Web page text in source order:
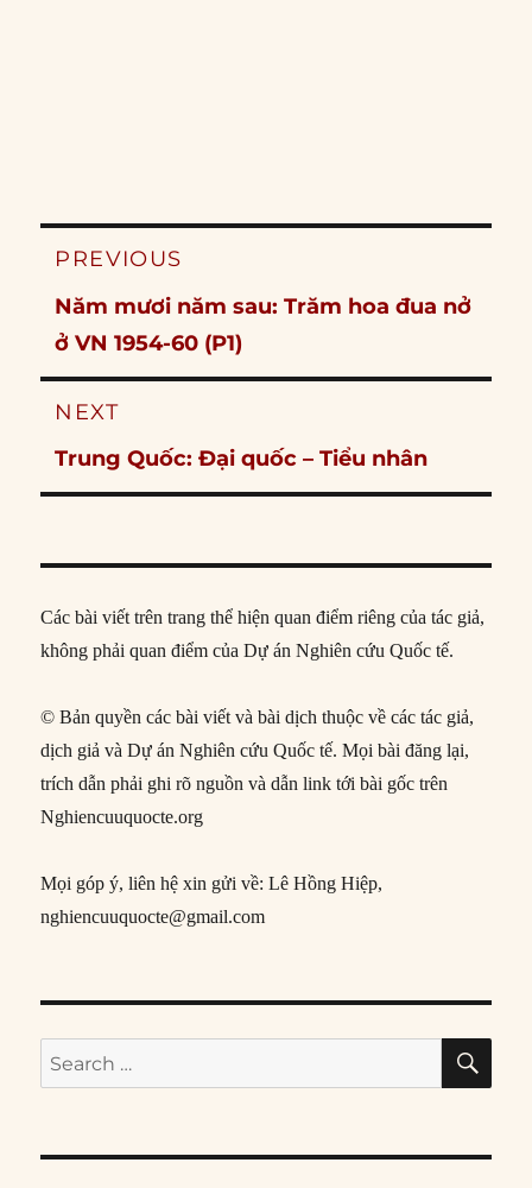
Post
PREVIOUS
Previous
post:
Năm mươi năm sau: Trăm hoa đua nở
ở VN 1954-60 (P1)
NEXT
Next
post:
Trung Quốc: Đại quốc – Tiểu nhân
Các bài viết trên trang thể hiện quan điểm riêng của tác giả,
không phải quan điểm của Dự án Nghiên cứu Quốc tế.
© Bản quyền các bài viết và bài dịch thuộc về các tác giả,
dịch giả và Dự án Nghiên cứu Quốc tế. Mọi bài đăng lại,
trích dẫn phải ghi rõ nguồn và dẫn link tới bài gốc trên
Nghiencuuquocte.org
Mọi góp ý, liên hệ xin gửi về: Lê Hồng Hiệp,
nghiencuuquocte@gmail.com
Search
for: